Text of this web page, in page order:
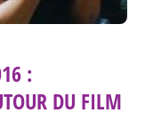
:
DU FILM